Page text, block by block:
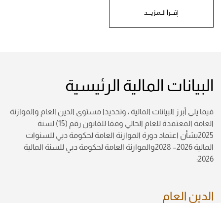
إقـــرأ الــمـزيــــد
البيانات المالية الرئيسية
فيما يلي أبرز البيانات المالية ، وتحديدا مستوى الدين العام والموازنة
العامة المعتمدة للعام الحالي وفقا للقانون رقم (15) لسنة
2025بشأن اعتماد دورة الموازنة العامة لحكومة دبي للسنوات
المالية 2026– 2028والموازنة العامة لحكومة دبي للسنة المالية
2026:
الدين العام